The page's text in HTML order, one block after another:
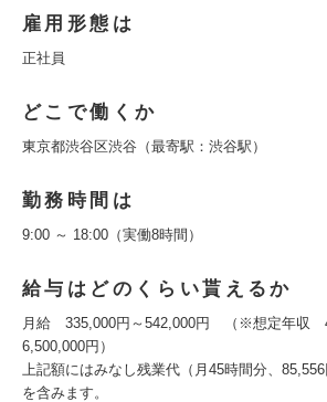
雇用形態は
正社員
どこで働くか
東京都渋谷区渋谷（最寄駅：渋谷駅）
勤務時間は
9:00 ～ 18:00（実働8時間）
給与はどのくらい貰えるか
月給 335,000円～542,000円 （※想定年収
6,500,000円）
上記額にはみなし残業代（月45時間分、85,556
を含みます。